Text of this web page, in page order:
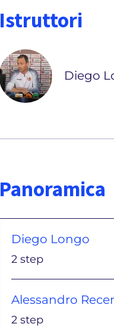
Istruttori
Diego
Panoramica
Diego Longo
.2 step
Alessandro
.2 step